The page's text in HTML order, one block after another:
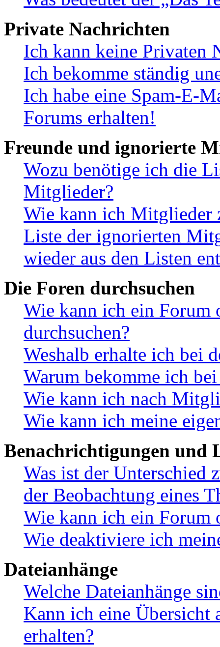
Private Nachrichten
Ich kann keine Privaten
Ich bekomme ständig
Ich habe eine Spam-E-
Forums erhalten!
Freunde und ignorierte
Wozu benötige ich die
Mitglieder?
Wie kann ich Mitglieder
Liste der ignorierten
wieder aus den Listen
Die Foren durchsuchen
Wie kann ich ein Forum
durchsuchen?
Weshalb erhalte ich bei
Warum bekomme ich
Wie kann ich nach
Wie kann ich meine
Benachrichtigungen und
Was ist der Unterschied
der Beobachtung eines
Wie kann ich ein Forum
Wie deaktiviere ich
Dateianhänge
Welche Dateianhänge
Kann ich eine Übersicht
erhalten?